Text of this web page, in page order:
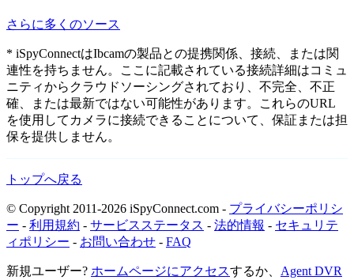
さらに多くのソース
* iSpyConnectはIbcamの製品との提携関係、接続、または関
連性を持ちません。ここに記載されている接続詳細はコミュ
ニティからクラウドソーシングされており、不完全、不正
確、または最新ではない可能性があります。これらのURL
を使用してカメラに接続できることについて、保証または担
保を提供しません。
トップへ戻る
© Copyright 2011-2026 iSpyConnect.com - プライバシーポリシ
ー - 利用規約 - サービスステータス - 法的情報 - セキュリテ
ィポリシー - お問い合わせ - FAQ
新規ユーザー? ホームページにアクセスするか、 Agent DVR